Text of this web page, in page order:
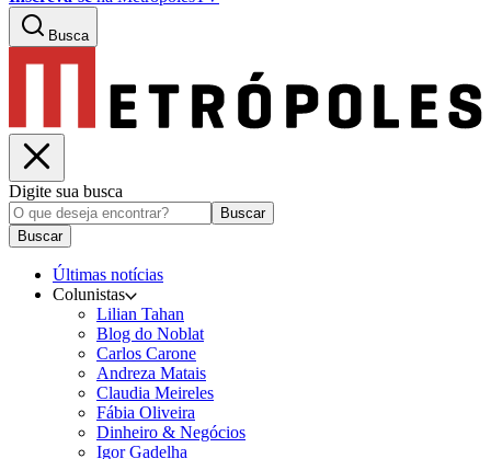
Busca
Digite sua busca
Buscar
Buscar
Últimas notícias
Colunistas
Lilian Tahan
Blog do Noblat
Carlos Carone
Andreza Matais
Claudia Meireles
Fábia Oliveira
Dinheiro & Negócios
Igor Gadelha